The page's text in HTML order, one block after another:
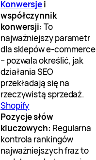
Konwersjei
współczynnik
konwersji: To
najważniejszy parametr
dla sklepów e-commerce
– pozwala określić, jak
działania SEO
przekładają się na
rzeczywistą sprzedaż.
Shopify
Pozycje słów
kluczowych: Regularna
kontrola rankingów
najważniejszych fraz to